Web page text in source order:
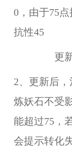
0，由于75
抗性45
更新后：
2、更新后
炼妖石不受
能超过75，
会提示转化